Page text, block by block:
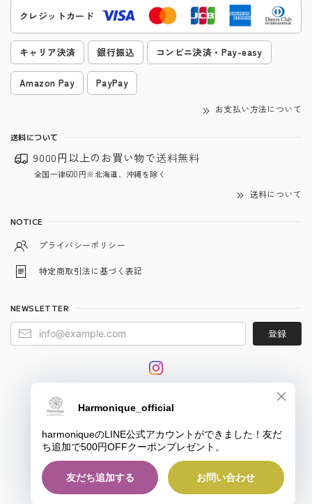
クレジットカード
キャリア決済 銀行振込 コンビニ決済・Pay-easy
Amazon Pay PayPay
お支払い方法について
送料について
9000円以上のお買い物で送料無料
全国一律600円※北海道、沖縄を除く
送料について
NOTICE
プライバシーポリシー
特定商取引法に基づく表記
NEWSLETTER
登録
© harmonique